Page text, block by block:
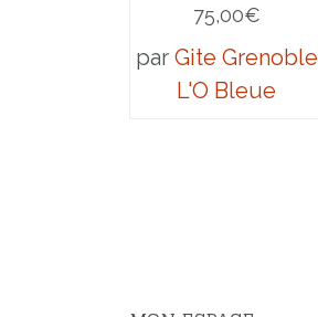
75,00€
par Gite Grenoble
L'O Bleue